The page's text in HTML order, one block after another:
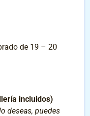
de 19 – 20
incluidos)
deseas, puedes